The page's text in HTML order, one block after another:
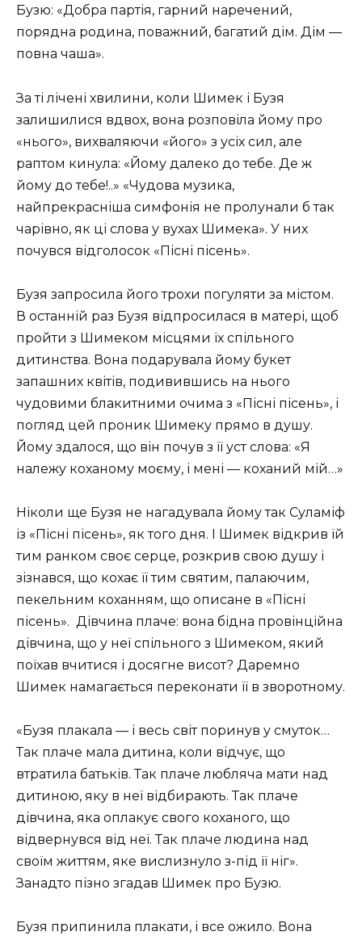
Бузю: «Добра партія, гарний наречений,
порядна родина, поважний, багатий дім. Дім —
повна чаша».
За ті лічені хвилини, коли Шимек і Бузя
залишилися вдвох, вона розповіла йому про
«нього», вихваляючи «його» з усіх сил, але
раптом кинула: «Йому далеко до тебе. Де ж
йому до тебе!..» «Чудова музика,
найпрекрасніша симфонія не пролунали б так
чарівно, як ці слова у вухах Шимека». У них
почувся відголосок «Пісні пісень».
Бузя запросила його трохи погуляти за містом.
В останній раз Бузя відпросилася в матері, щоб
пройти з Шимеком місцями їх спільного
дитинства. Вона подарувала йому букет
запашних квітів, подивившись на нього
чудовими блакитними очима з «Пісні пісень», і
погляд цей проник Шимеку прямо в душу.
Йому здалося, що він почув з її уст слова: «Я
належу коханому моєму, і мені — коханий мій…»
Ніколи ще Бузя не нагадувала йому так Суламіф
із «Пісні пісень», як того дня. І Шимек відкрив їй
тим ранком своє серце, розкрив свою душу і
зізнався, що кохає її тим святим, палаючим,
пекельним коханням, що описане в «Пісні
пісень». Дівчина плаче: вона бідна провінційна
дівчина, що у неї спільного з Шимеком, який
поїхав вчитися і досягне висот? Даремно
Шимек намагається переконати її в зворотному.
«Бузя плакала — і весь світ поринув у смуток…
Так плаче мала дитина, коли відчує, що
втратила батьків. Так плаче любляча мати над
дитиною, яку в неї відбирають. Так плаче
дівчина, яка оплакує свого коханого, що
відвернувся від неї. Так плаче людина над
своїм життям, яке вислизнуло з-під її ніг».
Занадто пізно згадав Шимек про Бузю.
Бузя припинила плакати, і все ожило. Вона